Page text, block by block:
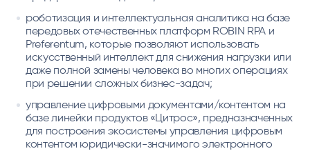
роботизация и интеллектуальная аналитика на базе
передовых отечественных платформ ROBIN RPA и
Preferentum, которые позволяют использовать
искусственный интеллект для снижения нагрузки или
даже полной замены человека во многих операциях
при решении сложных бизнес-задач;
управление цифровыми документами/контентом на
базе линейки продуктов «Цитрос», предназначенных
для построения экосистемы управления цифровым
контентом юридически-значимого электронного